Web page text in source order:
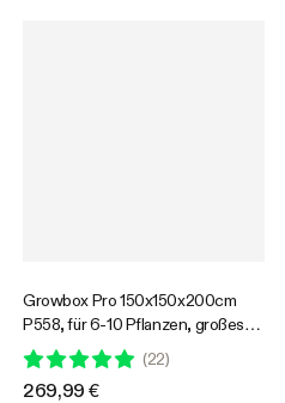
Growbox Pro 150x150x200cm
P558, für 6-10 Pflanzen, großes
Frontfenster, für den Indoor-
Pflanzenanbau
(22)
269,99 €